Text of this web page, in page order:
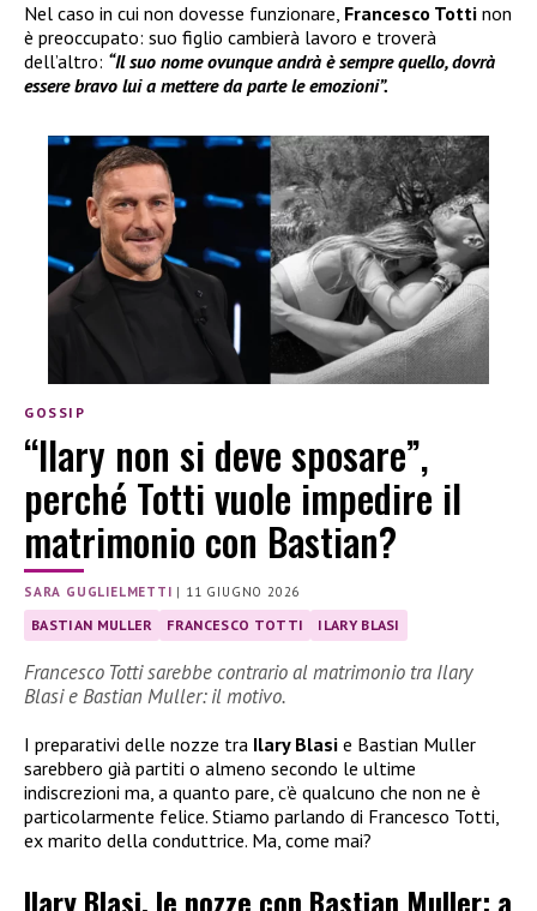
Nel caso in cui non dovesse funzionare, Francesco Totti non
è preoccupato: suo figlio cambierà lavoro e troverà
dell’altro: “Il suo nome ovunque andrà è sempre quello, dovrà
essere bravo lui a mettere da parte le emozioni”.
GOSSIP
“Ilary non si deve sposare”,
perché Totti vuole impedire il
matrimonio con Bastian?
SARA GUGLIELMETTI | 11 GIUGNO 2026
BASTIAN MULLER FRANCESCO TOTTI ILARY BLASI
Francesco Totti sarebbe contrario al matrimonio tra Ilary
Blasi e Bastian Muller: il motivo.
I preparativi delle nozze tra Ilary Blasi e Bastian Muller
sarebbero già partiti o almeno secondo le ultime
indiscrezioni ma, a quanto pare, c’è qualcuno che non ne è
particolarmente felice. Stiamo parlando di Francesco Totti,
ex marito della conduttrice. Ma, come mai?
Ilary Blasi, le nozze con Bastian Muller: a